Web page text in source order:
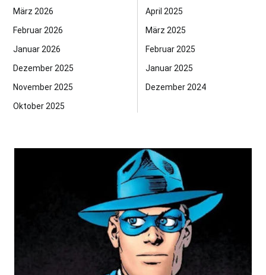
März 2026
Februar 2026
Januar 2026
Dezember 2025
November 2025
Oktober 2025
April 2025
März 2025
Februar 2025
Januar 2025
Dezember 2024